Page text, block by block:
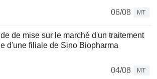
06/08
MT
de mise sur le marché d'un traitement
d'une filiale de Sino Biopharma
04/08
MT